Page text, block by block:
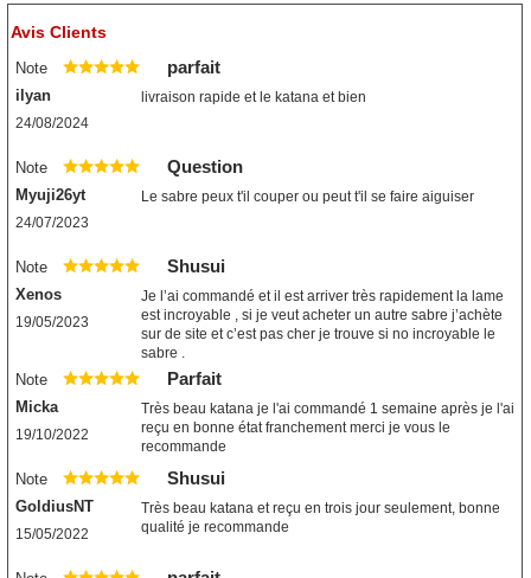
Avis Clients
Note parfait
ilyan
24/08/2024
livraison rapide et le katana et bien
Note Question
Myuji26yt
24/07/2023
Le sabre peux t'il couper ou peut t'il se faire aiguiser
Note Shusui
Xenos
19/05/2023
Je l’ai commandé et il est arriver très rapidement la lame
est incroyable , si je veut acheter un autre sabre j’achète
sur de site et c’est pas cher je trouve si no incroyable le
sabre .
Note Parfait
Micka
19/10/2022
Très beau katana je l'ai commandé 1 semaine après je l'ai
reçu en bonne état franchement merci je vous le
recommande
Note Shusui
GoldiusNT
15/05/2022
Très beau katana et reçu en trois jour seulement, bonne
qualité je recommande